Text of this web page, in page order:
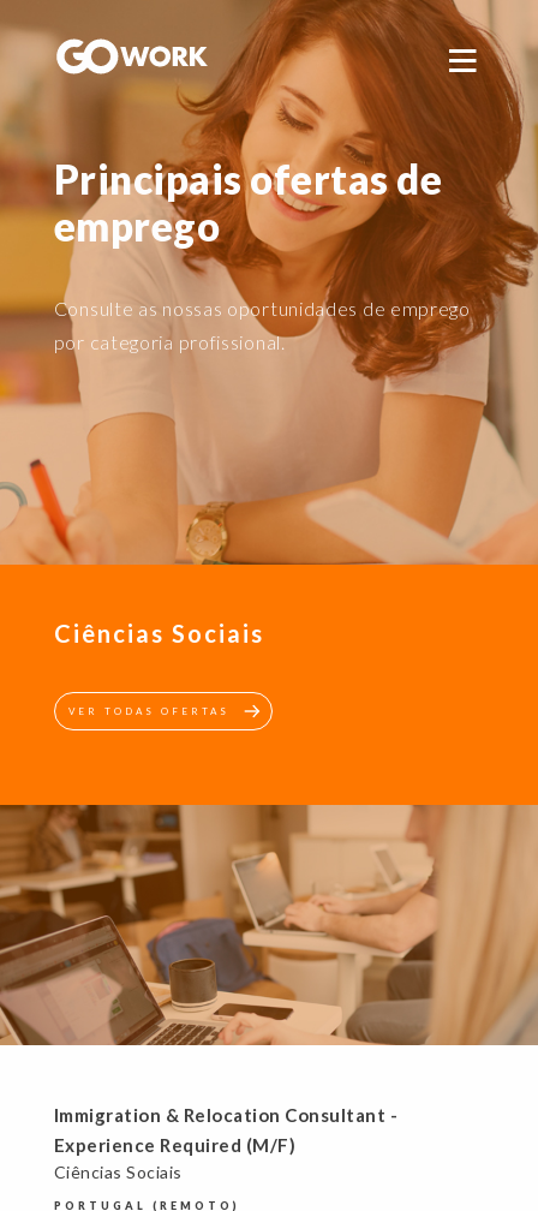
REGISTO
GoWork
Principais ofertas de
emprego
Consulte as nossas oportunidades de emprego
por categoria profissional.
Ciências Sociais
VER TODAS OFERTAS
Immigration & Relocation Consultant -
Experience Required (M/F)
Ciências Sociais
PORTUGAL (REMOTO)